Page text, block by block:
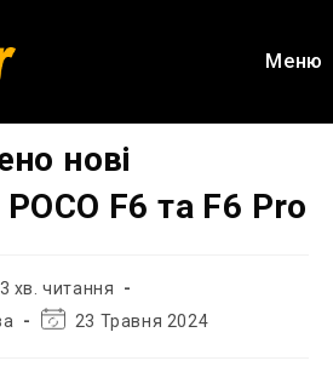
Меню
нові
F6 та F6 Pro
3 хв. читання
Остання23 Травня 2024